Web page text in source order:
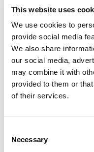
This website uses
We use cookies to
provide social media
We also share
our social media,
may combine it with
provided to them or
of their services.
Selection
Necessary
Codice corso :G7.1-
Chi:Coen Cagli
Formato corso:
Programma:Dicolab
Ambiti tematici: